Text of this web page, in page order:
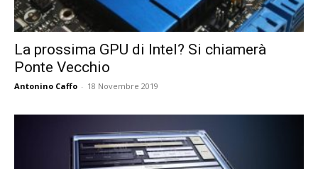
La prossima GPU di Intel? Si chiamerà
Ponte Vecchio
Antonino Caffo - 18 Novembre 2019